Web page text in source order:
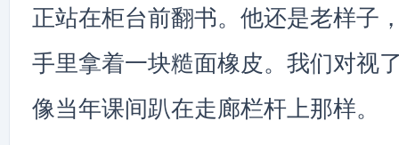
正站在柜台前翻书。他还是老样子
手里拿着一块糙面橡皮。我们对视
像当年课间趴在走廊栏杆上那样。